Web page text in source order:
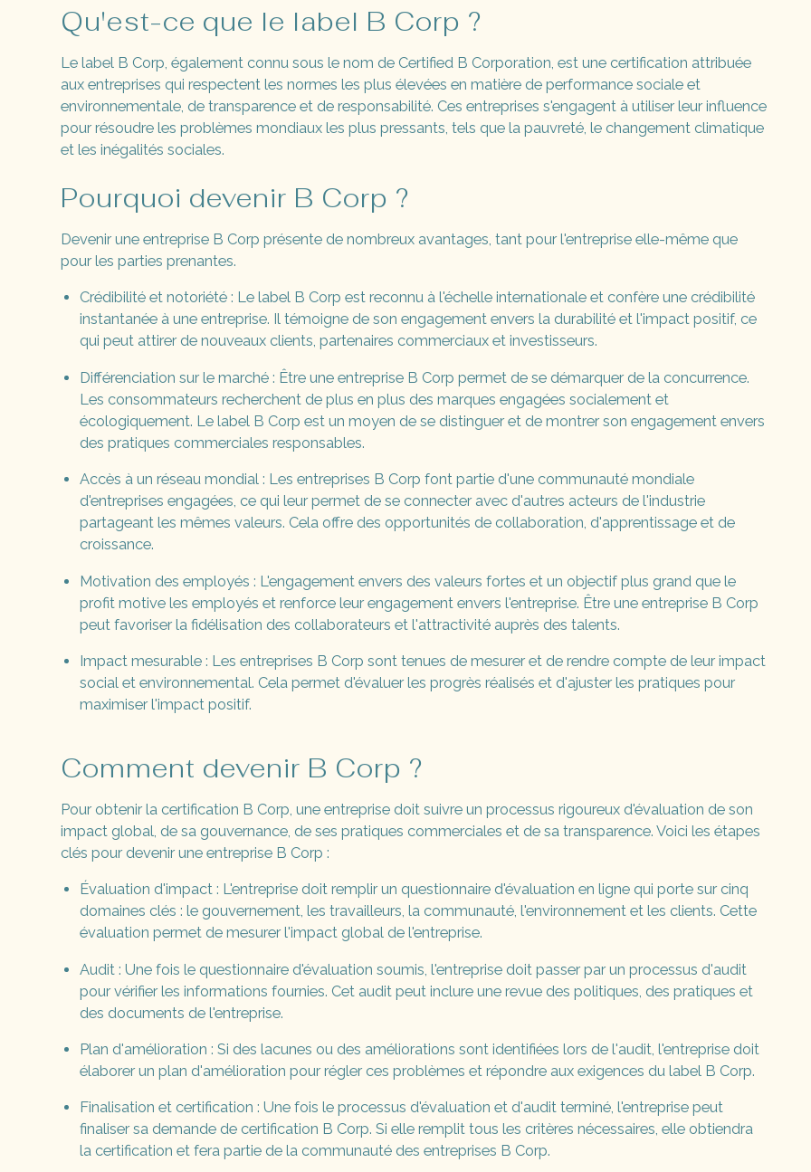
Qu'est-ce que le label B Corp ?
Le label B Corp, également connu sous le nom de Certified B Corporation, est une certification attribuée
aux entreprises qui respectent les normes les plus élevées en matière de performance sociale et
environnementale, de transparence et de responsabilité. Ces entreprises s'engagent à utiliser leur influence
pour résoudre les problèmes mondiaux les plus pressants, tels que la pauvreté, le changement climatique
et les inégalités sociales.
Pourquoi devenir B Corp ?
Devenir une entreprise B Corp présente de nombreux avantages, tant pour l'entreprise elle-même que
pour les parties prenantes.
Crédibilité et notoriété : Le label B Corp est reconnu à l'échelle internationale et confère une crédibilité
instantanée à une entreprise. Il témoigne de son engagement envers la durabilité et l'impact positif, ce
qui peut attirer de nouveaux clients, partenaires commerciaux et investisseurs.
Différenciation sur le marché : Être une entreprise B Corp permet de se démarquer de la concurrence.
Les consommateurs recherchent de plus en plus des marques engagées socialement et
écologiquement. Le label B Corp est un moyen de se distinguer et de montrer son engagement envers
des pratiques commerciales responsables.
Accès à un réseau mondial : Les entreprises B Corp font partie d'une communauté mondiale
d'entreprises engagées, ce qui leur permet de se connecter avec d'autres acteurs de l'industrie
partageant les mêmes valeurs. Cela offre des opportunités de collaboration, d'apprentissage et de
croissance.
Motivation des employés : L'engagement envers des valeurs fortes et un objectif plus grand que le
profit motive les employés et renforce leur engagement envers l'entreprise. Être une entreprise B Corp
peut favoriser la fidélisation des collaborateurs et l'attractivité auprès des talents.
Impact mesurable : Les entreprises B Corp sont tenues de mesurer et de rendre compte de leur impact
social et environnemental. Cela permet d'évaluer les progrès réalisés et d'ajuster les pratiques pour
maximiser l'impact positif.
Comment devenir B Corp ?
Pour obtenir la certification B Corp, une entreprise doit suivre un processus rigoureux d'évaluation de son
impact global, de sa gouvernance, de ses pratiques commerciales et de sa transparence. Voici les étapes
clés pour devenir une entreprise B Corp :
Évaluation d'impact : L'entreprise doit remplir un questionnaire d'évaluation en ligne qui porte sur cinq
domaines clés : le gouvernement, les travailleurs, la communauté, l'environnement et les clients. Cette
évaluation permet de mesurer l'impact global de l'entreprise.
Audit : Une fois le questionnaire d'évaluation soumis, l'entreprise doit passer par un processus d'audit
pour vérifier les informations fournies. Cet audit peut inclure une revue des politiques, des pratiques et
des documents de l'entreprise.
Plan d'amélioration : Si des lacunes ou des améliorations sont identifiées lors de l'audit, l'entreprise doit
élaborer un plan d'amélioration pour régler ces problèmes et répondre aux exigences du label B Corp.
Finalisation et certification : Une fois le processus d'évaluation et d'audit terminé, l'entreprise peut
finaliser sa demande de certification B Corp. Si elle remplit tous les critères nécessaires, elle obtiendra
la certification et fera partie de la communauté des entreprises B Corp.